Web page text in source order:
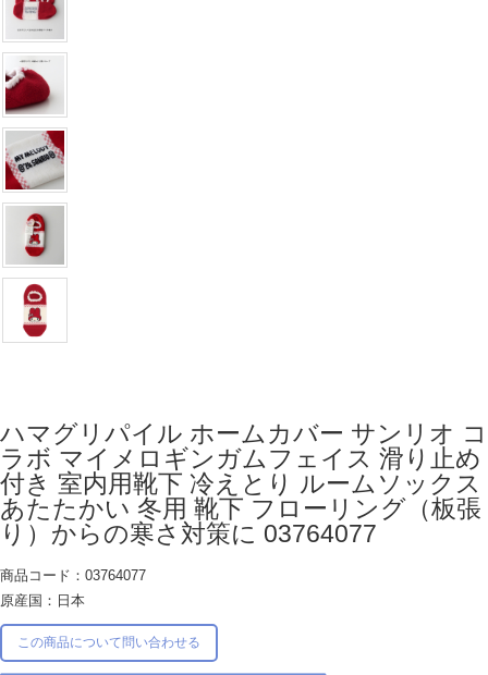
ハマグリパイル ホームカバー サンリオ コ
ラボ マイメロギンガムフェイス 滑り止め
付き 室内用靴下 冷えとり ルームソックス
あたたかい 冬用 靴下 フローリング（板張
り）からの寒さ対策に 03764077
商品コード：03764077
原産国：日本
この商品について問い合わせる